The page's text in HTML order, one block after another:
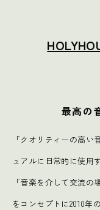
最高の
「クオリティーの高
ュアルに日常的に使用
「音楽を介して交流の
をコンセプトに2010年